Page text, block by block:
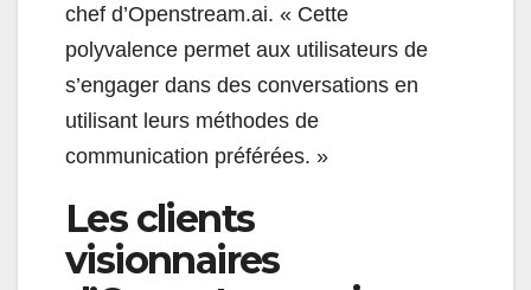
chef d’Openstream.ai. « Cette
polyvalence permet aux utilisateurs de
s’engager dans des conversations en
utilisant leurs méthodes de
communication préférées. »
Les clients
visionnaires